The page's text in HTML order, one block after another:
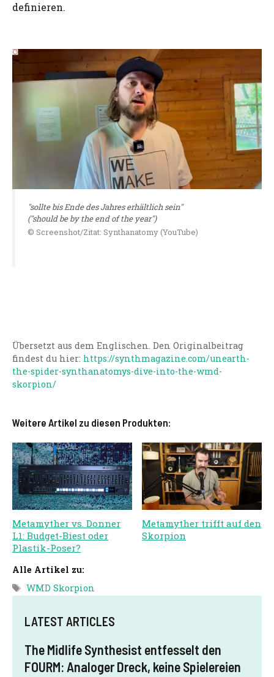
definieren.
"sollte bis Ende des Jahres erhältlich sein"
("should be by the end of the year")
© Screenshot/Zitat: Synthanatomy (YouTube)
Übersetzt aus dem Englischen. Den Originalbeitrag
findest du hier: https://synthmagazine.com/unearth-
the-spider-synthanatomys-dive-into-the-wmd-
skorpion/
Weitere Artikel zu diesen Produkten:
Metamyther vs. Donner
L1: Budget-Biest oder
Plastik-Poser?
Metamyther trifft auf den
Skorpion
Alle Artikel zu:
Schlagwörter
WMD Skorpion
LATEST ARTICLES
The Midlife Synthesist entfesselt den
FOURM: Analoger Dreck, keine Spielereien